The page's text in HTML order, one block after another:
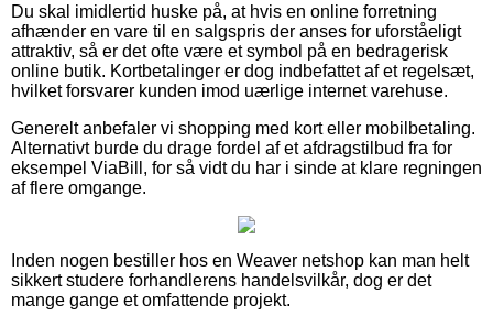
Du skal imidlertid huske på, at hvis en online forretning
afhænder en vare til en salgspris der anses for uforståeligt
attraktiv, så er det ofte være et symbol på en bedragerisk
online butik. Kortbetalinger er dog indbefattet af et regelsæt,
hvilket forsvarer kunden imod uærlige internet varehuse.
Generelt anbefaler vi shopping med kort eller mobilbetaling.
Alternativt burde du drage fordel af et afdragstilbud fra for
eksempel ViaBill, for så vidt du har i sinde at klare regningen
af flere omgange.
Inden nogen bestiller hos en Weaver netshop kan man helt
sikkert studere forhandlerens handelsvilkår, dog er det
mange gange et omfattende projekt.